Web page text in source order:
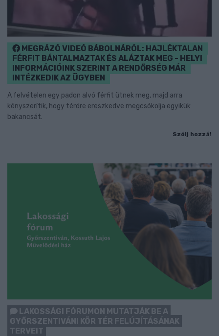
MEGRÁZÓ VIDEÓ BÁBOLNÁRÓL: HAJLÉKTALAN
FÉRFIT BÁNTALMAZTAK ÉS ALÁZTAK MEG - HELYI
INFORMÁCIÓINK SZERINT A RENDŐRSÉG MÁR
INTÉZKEDIK AZ ÜGYBEN
A felvételen egy padon alvó férfit ütnek meg, majd arra
kényszerítik, hogy térdre ereszkedve megcsókolja egyikük
bakancsát.
Szólj hozzá!
LAKOSSÁGI FÓRUMON MUTATJÁK BE A
GYŐRSZENTIVÁNI KÖR TÉR FELÚJÍTÁSÁNAK
TERVEIT